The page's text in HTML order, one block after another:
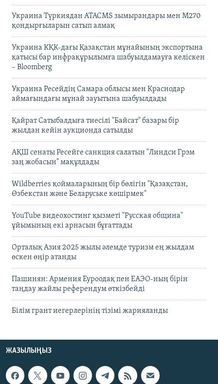
Украина Түркиядан ATACMS зымырандары мен M270
қондырғыларын сатып алмақ
Украина КҚК-дағы Қазақстан мұнайының экспортына
қатысы бар инфрақұрылымға шабуылдамауға келіскен
– Bloomberg
Украина Ресейдің Самара облысы мен Краснодар
аймағындағы мұнай зауытына шабуылдады
Қайрат Сатыбалдыға тиесілі "Байсат" базары бір
жылдан кейін аукционда сатылды
АҚШ сенаты Ресейге санкция салатын "Линдси Грэм
заң жобасын" мақұлдады
Wildberries қоймаларының бір бөлігін "Қазақстан,
Өзбекстан және Беларуське көшірмек"
YouTube видеохостинг қызметі "Русская община"
ұйымының екі арнасын бұғаттады
Орталық Азия 2025 жылы әлемде туризм ең жылдам
өскен өңір атанды
Пашинян: Армения Еуроодақ пен ЕАЭО-ның бірін
таңдау жайлы референдум өткізбейді
Білім грант иегерлерінің тізімі жарияланды
ЖАЗЫЛЫҢЫЗ